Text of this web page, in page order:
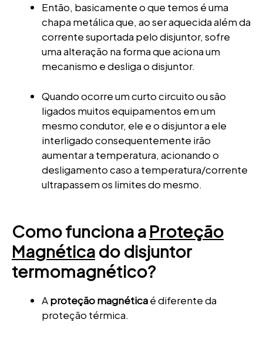
Então, basicamente o que temos é uma
chapa metálica que, ao ser aquecida além da
corrente suportada pelo disjuntor, sofre
uma alteração na forma que aciona um
mecanismo e desliga o disjuntor.
Quando ocorre um curto circuito ou são
ligados muitos equipamentos em um
mesmo condutor, ele e o disjuntor a ele
interligado consequentemente irão
aumentar a temperatura, acionando o
desligamento caso a temperatura/corrente
ultrapassem os limites do mesmo.
Como funciona a Proteção
Magnética do disjuntor
termomagnético?
Aproteção magnéticaé diferente da
proteção térmica.